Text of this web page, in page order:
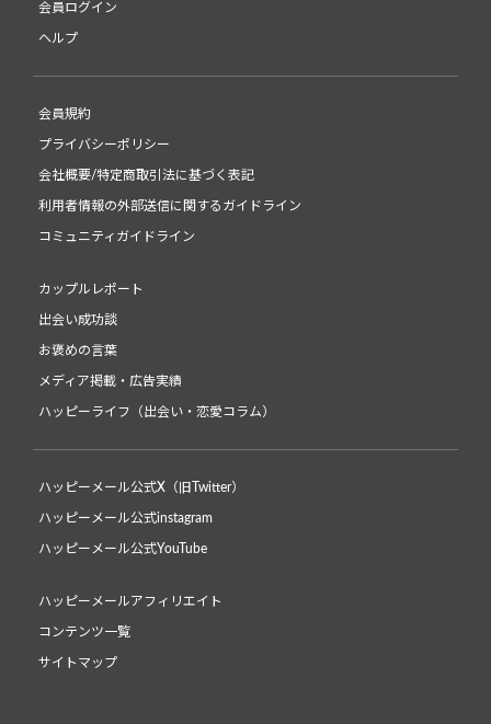
会員ログイン
ヘルプ
会員規約
プライバシーポリシー
会社概要/特定商取引法に基づく表記
利用者情報の外部送信に関するガイドライン
コミュニティガイドライン
カップルレポート
出会い成功談
お褒めの言葉
メディア掲載・広告実績
ハッピーライフ（出会い・恋愛コラム）
ハッピーメール公式X（旧Twitter）
ハッピーメール公式instagram
ハッピーメール公式YouTube
ハッピーメールアフィリエイト
コンテンツ一覧
サイトマップ